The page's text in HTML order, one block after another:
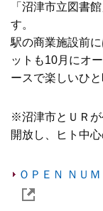
「沼津市立図書
す。
駅の商業施設前
ットも10月にオ
ースで楽しいひ
※沼津市とＵＲが
開放し、ヒト中
ＯＰＥＮ ＮＵ